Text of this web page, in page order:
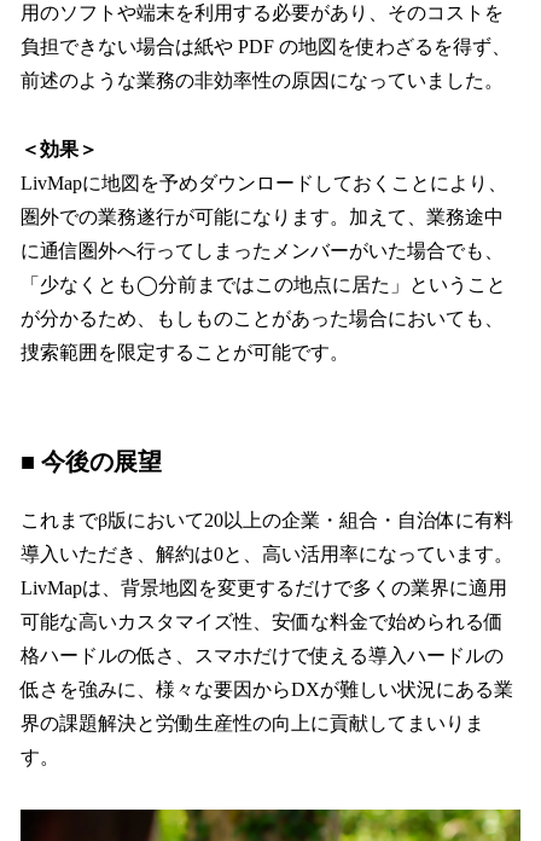
用のソフトや端末を利用する必要があり、そのコストを
負担できない場合は紙や PDF の地図を使わざるを得ず、
前述のような業務の非効率性の原因になっていました。
＜効果＞
LivMapに地図を予めダウンロードしておくことにより、
圏外での業務遂行が可能になります。加えて、業務途中
に通信圏外へ行ってしまったメンバーがいた場合でも、
「少なくとも◯分前まではこの地点に居た」ということ
が分かるため、もしものことがあった場合においても、
捜索範囲を限定することが可能です。
■ 今後の展望
これまでβ版において20以上の企業・組合・自治体に有料
導入いただき、解約は0と、高い活用率になっています。
LivMapは、背景地図を変更するだけで多くの業界に適用
可能な高いカスタマイズ性、安価な料金で始められる価
格ハードルの低さ、スマホだけで使える導入ハードルの
低さを強みに、様々な要因からDXが難しい状況にある業
界の課題解決と労働生産性の向上に貢献してまいりま
す。